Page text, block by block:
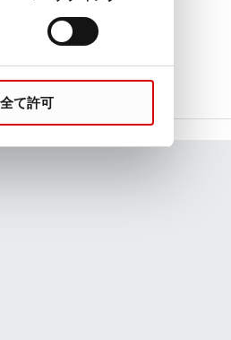
全て許可
ークフロー
析ソリューション
ナリティクス ワークフロー